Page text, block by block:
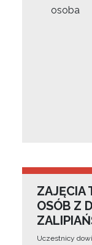
osoba
ZAJĘCIA
OSÓB Z
Uczestnicy